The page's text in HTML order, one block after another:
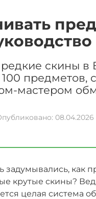
скины в
предметов,
мастером
08.04.2026
задумывались, как
крутые скины?
целая система